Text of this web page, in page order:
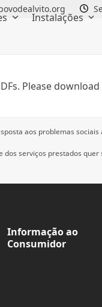
Instalações
Please download
aos problemas
serviços prestados
Informação ao
Consumidor